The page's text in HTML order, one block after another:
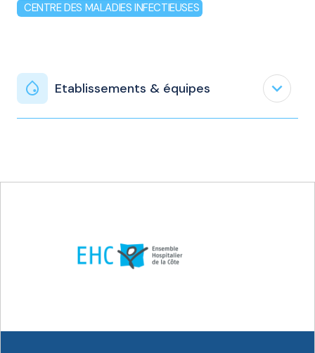
CENTRE DES MALADIES INFECTIEUSES
Etablissements & équipes expand_less